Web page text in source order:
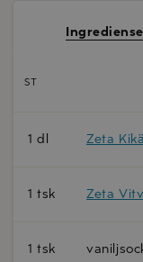
ST
1 dl Zeta
1 tsk Zeta
1 tsk